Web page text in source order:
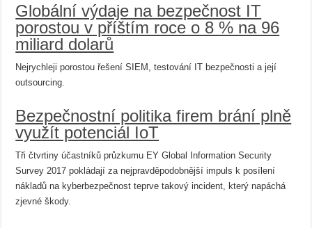
Globální výdaje na bezpečnost IT
porostou v příštím roce o 8 % na 96
miliard dolarů
Nejrychleji porostou řešení SIEM, testování IT bezpečnosti a její
outsourcing.
Bezpečnostní politika firem brání plně
využít potenciál IoT
Tři čtvrtiny účastníků průzkumu EY Global Information Security
Survey 2017 pokládají za nejpravděpodobnější impuls k posílení
nákladů na kyberbezpečnost teprve takový incident, který napáchá
zjevné škody.